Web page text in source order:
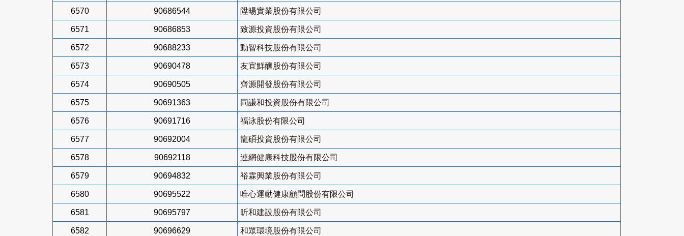
6570 90686544 陞暘實業股份有限公司
6571 90686853 致源投資股份有限公司
6572 90688233 動智科技股份有限公司
6573 90690478 友宜鮮釀股份有限公司
6574 90690505 齊源開發股份有限公司
6575 90691363 同謙和投資股份有限公司
6576 90691716 福泳股份有限公司
6577 90692004 龍碩投資股份有限公司
6578 90692118 連網健康科技股份有限公司
6579 90694832 裕霖興業股份有限公司
6580 90695522 唯心運動健康顧問股份有限公司
6581 90695797 昕和建設股份有限公司
6582 90696629 和眾環境股份有限公司